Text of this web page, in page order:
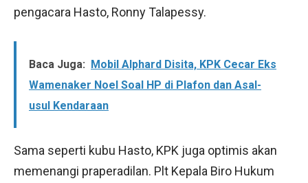
pengacara Hasto, Ronny Talapessy.
Baca Juga: Mobil Alphard Disita, KPK Cecar Eks
Wamenaker Noel Soal HP di Plafon dan Asal-
usul Kendaraan
Sama seperti kubu Hasto, KPK juga optimis akan
memenangi praperadilan. Plt Kepala Biro Hukum